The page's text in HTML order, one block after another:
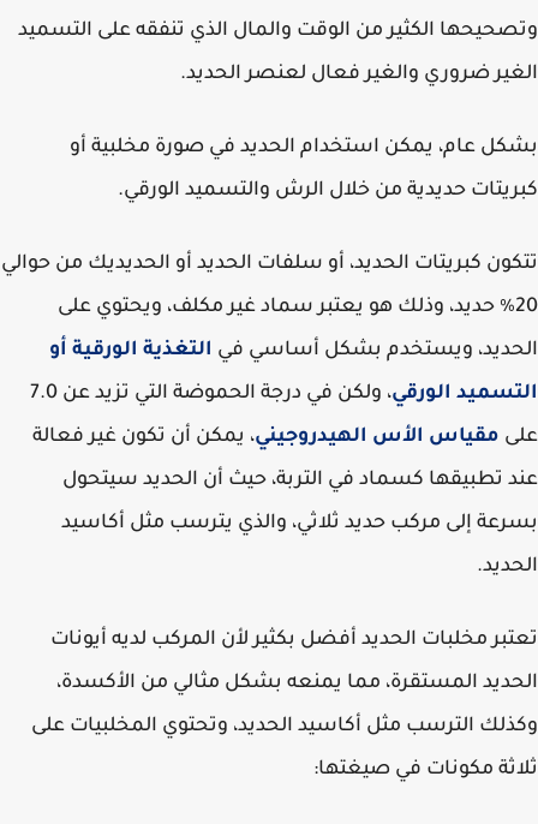
الكثير من الوقت والمال الذي تنفقه على التسميد
ضروري والغير فعال لعنصر الحديد.
عام، يمكن استخدام الحديد في صورة مخلبية أو
حديدية من خلال الرش والتسميد الورقي.
كبريتات الحديد، أو سلفات الحديد أو الحديديك من حوالي
20٪ حديد، وذلك هو يعتبر سماد غير مكلف، ويحتوي على
ويستخدم بشكل أساسي فيالتغذية الورقية أو
الورقي
، ولكن في درجة الحموضة التي تزيد عن 7.0
مقياس الأس الهيدروجيني، يمكن أن تكون غير فعالة
تطبيقها كسماد في التربة، حيث أن الحديد سيتحول
إلى مركب حديد ثلاثي، والذي يترسب مثل أكاسيد
مخلبات الحديد أفضل بكثير لأن المركب لديه أيونات
المستقرة، مما يمنعه بشكل مثالي من الأكسدة،
الترسب مثل أكاسيد الحديد، وتحتوي المخلبيات على
مكونات في صيغتها: